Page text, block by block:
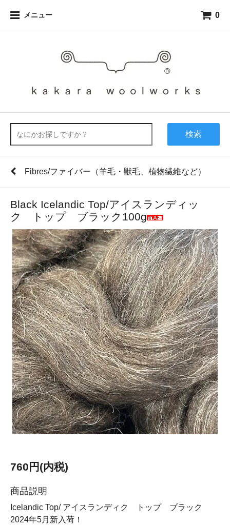
メニュー 0
検索
Fibres/ファイバー（羊毛・獣毛、植物繊維など）
Black Icelandic Top/アイスランディッ
ク トップ ブラック100g
760円(内税)
商品説明
Icelandic Top/ アイスランディク トップ ブラック
2024年5月新入荷！